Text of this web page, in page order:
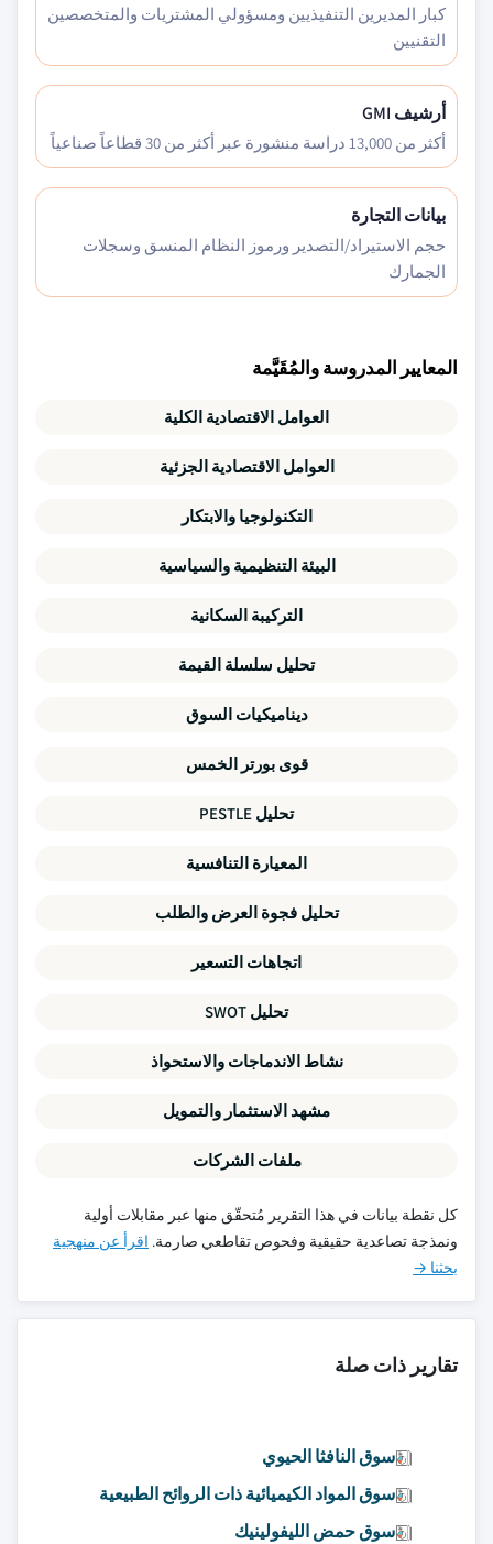
كبار المديرين التنفيذيين ومسؤولي المشتريات والمتخصصين
التقنيين
أرشيف GMI
أكثر من 13,000 دراسة منشورة عبر أكثر من 30 قطاعاً صناعياً
بيانات التجارة
حجم الاستيراد/التصدير ورموز النظام المنسق وسجلات
الجمارك
المعايير المدروسة والمُقَيَّمة
العوامل الاقتصادية الكلية
العوامل الاقتصادية الجزئية
التكنولوجيا والابتكار
البيئة التنظيمية والسياسية
التركيبة السكانية
تحليل سلسلة القيمة
ديناميكيات السوق
قوى بورتر الخمس
تحليل PESTLE
المعيارة التنافسية
تحليل فجوة العرض والطلب
اتجاهات التسعير
تحليل SWOT
نشاط الاندماجات والاستحواذ
مشهد الاستثمار والتمويل
ملفات الشركات
كل نقطة بيانات في هذا التقرير مُتحقّق منها عبر مقابلات أولية
ونمذجة تصاعدية حقيقية وفحوص تقاطعي صارمة. اقرأ عن منهجية
بحثنا →
تقارير ذات صلة
سوق النافثا الحيوي
سوق المواد الكيميائية ذات الروائح الطبيعية
سوق حمض الليفولينيك